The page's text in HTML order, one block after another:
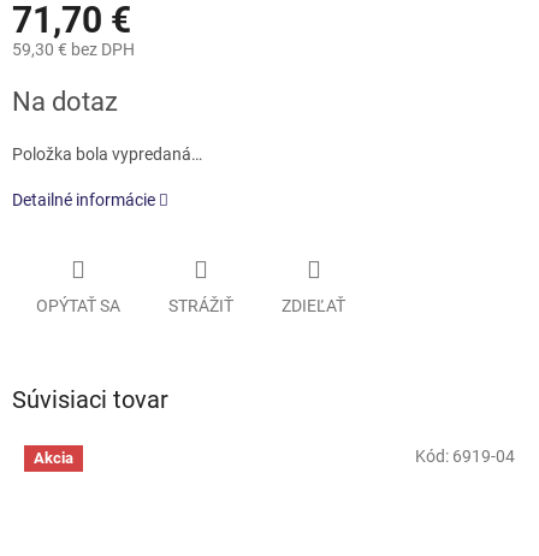
71,70 €
59,30 € bez DPH
cena:
Na dotaz
Položka bola vypredaná…
Detailné informácie
OPÝTAŤ SA STRÁŽIŤ ZDIEĽAŤ
Súvisiaci tovar
Akcia Kód: 6919-04